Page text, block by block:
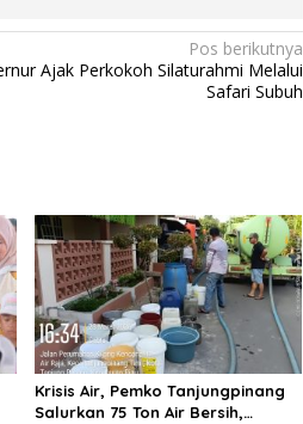
Pos berikutnya
Ajak Perkokoh Silaturahmi Melalui
Safari Subuh
Krisis Air, Pemko Tanjungpinang
Salurkan 75 Ton Air Bersih,